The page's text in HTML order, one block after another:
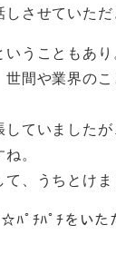
させていただ
うこともあり
間や業界の
ていました
。
、うちとけま
ﾊﾟﾁﾊﾟﾁをいた